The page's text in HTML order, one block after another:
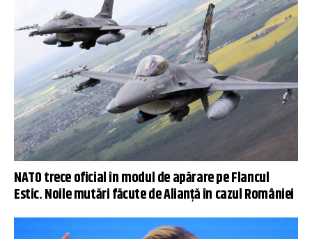
NATO trece oficial în modul de apărare pe Flancul
Estic. Noile mutări făcute de Alianță în cazul României